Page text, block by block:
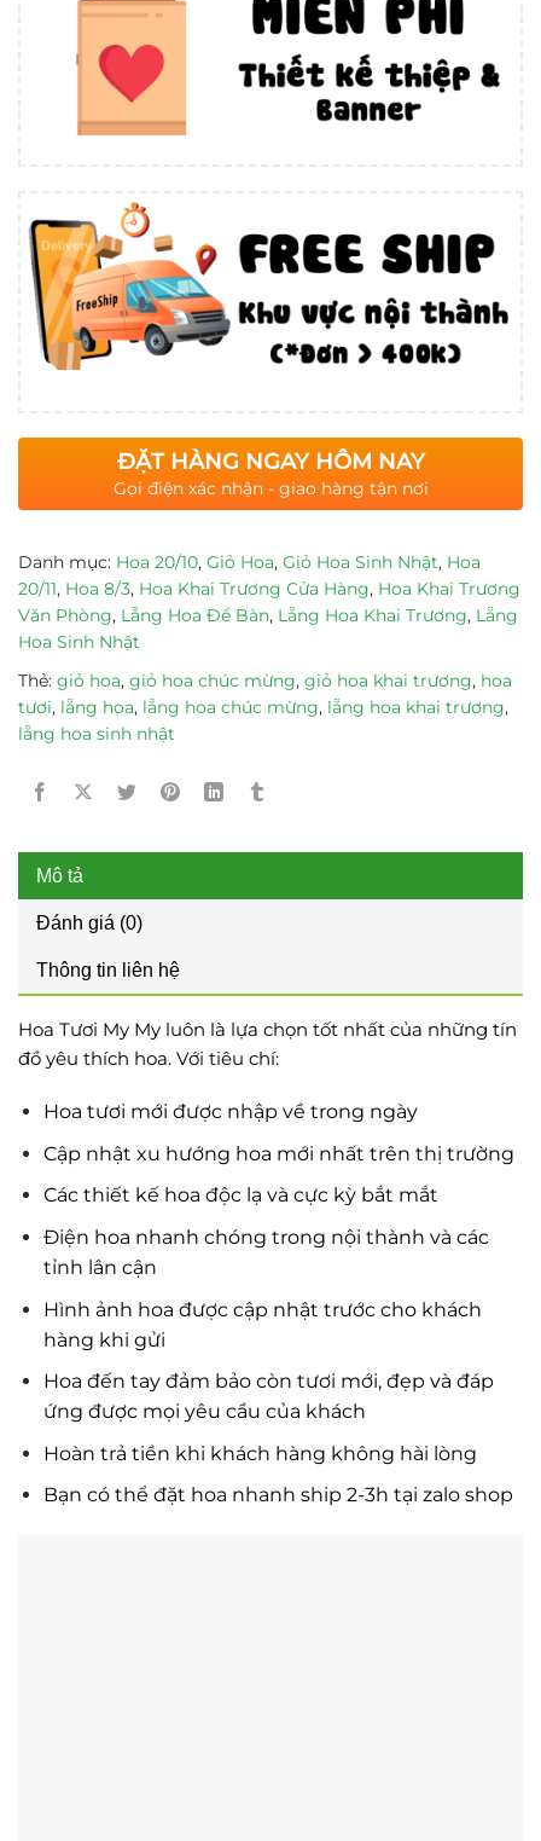
ĐẶT HÀNG NGAY HÔM NAY
Gọi điện xác nhận - giao hàng tận nơi
Danh mục: Hoa 20/10, Giỏ Hoa, Giỏ Hoa Sinh Nhật, Hoa
20/11, Hoa 8/3, Hoa Khai Trương Cửa Hàng, Hoa Khai Trương
Văn Phòng, Lẵng Hoa Để Bàn, Lẵng Hoa Khai Trương, Lẵng
Hoa Sinh Nhật
Thẻ: giỏ hoa, giỏ hoa chúc mừng, giỏ hoa khai trương, hoa
tươi, lẵng hoa, lẵng hoa chúc mừng, lẵng hoa khai trương,
lẵng hoa sinh nhật
Mô tả
Đánh giá (0)
Thông tin liên hệ
Hoa Tươi My My luôn là lựa chọn tốt nhất của những tín
đồ yêu thích hoa. Với tiêu chí:
Hoa tươi mới được nhập về trong ngày
Cập nhật xu hướng hoa mới nhất trên thị trường
Các thiết kế hoa độc lạ và cực kỳ bắt mắt
Điện hoa nhanh chóng trong nội thành và các
tỉnh lân cận
Hình ảnh hoa được cập nhật trước cho khách
hàng khi gửi
Hoa đến tay đảm bảo còn tươi mới, đẹp và đáp
ứng được mọi yêu cầu của khách
Hoàn trả tiền khi khách hàng không hài lòng
Bạn có thể đặt hoa nhanh ship 2-3h tại zalo shop